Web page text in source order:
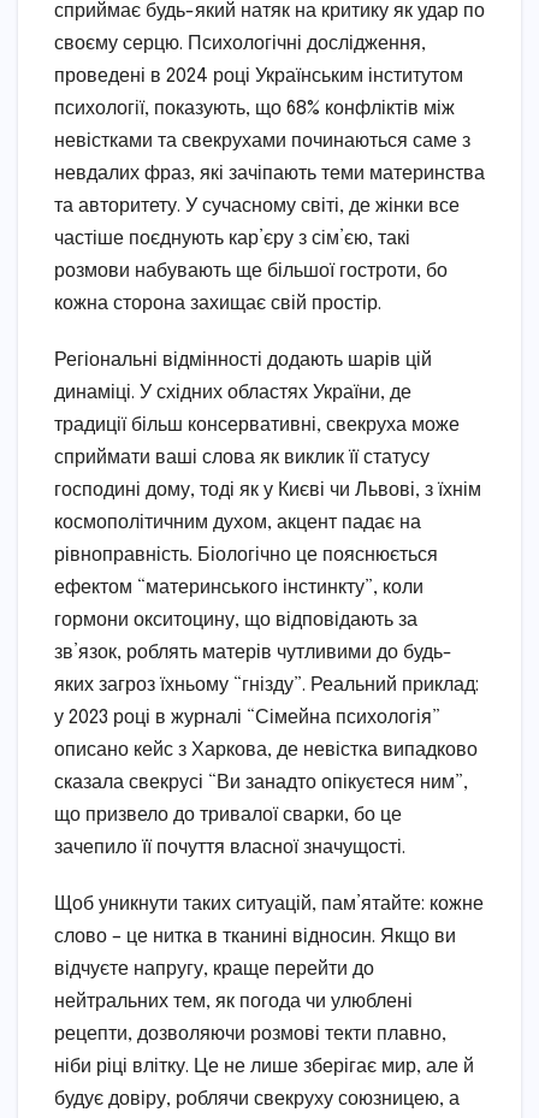
сприймає будь-який натяк на критику як удар по
своєму серцю. Психологічні дослідження,
проведені в 2024 році Українським інститутом
психології, показують, що 68% конфліктів між
невістками та свекрухами починаються саме з
невдалих фраз, які зачіпають теми материнства
та авторитету. У сучасному світі, де жінки все
частіше поєднують кар’єру з сім’єю, такі
розмови набувають ще більшої гостроти, бо
кожна сторона захищає свій простір.
Регіональні відмінності додають шарів цій
динаміці. У східних областях України, де
традиції більш консервативні, свекруха може
сприймати ваші слова як виклик її статусу
господині дому, тоді як у Києві чи Львові, з їхнім
космополітичним духом, акцент падає на
рівноправність. Біологічно це пояснюється
ефектом “материнського інстинкту”, коли
гормони окситоцину, що відповідають за
зв’язок, роблять матерів чутливими до будь-
яких загроз їхньому “гнізду”. Реальний приклад:
у 2023 році в журналі “Сімейна психологія”
описано кейс з Харкова, де невістка випадково
сказала свекрусі “Ви занадто опікуєтеся ним”,
що призвело до тривалої сварки, бо це
зачепило її почуття власної значущості.
Щоб уникнути таких ситуацій, пам’ятайте: кожне
слово – це нитка в тканині відносин. Якщо ви
відчуєте напругу, краще перейти до
нейтральних тем, як погода чи улюблені
рецепти, дозволяючи розмові текти плавно,
ніби ріці влітку. Це не лише зберігає мир, але й
будує довіру, роблячи свекруху союзницею, а